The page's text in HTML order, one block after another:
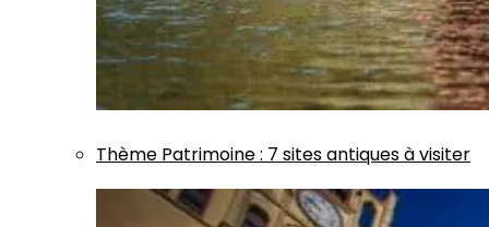
Thème Patrimoine: 7 sites antiques à visiter